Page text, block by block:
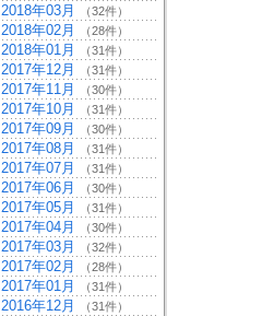
2018年03月 （32件）
2018年02月 （28件）
2018年01月 （31件）
2017年12月 （31件）
2017年11月 （30件）
2017年10月 （31件）
2017年09月 （30件）
2017年08月 （31件）
2017年07月 （31件）
2017年06月 （30件）
2017年05月 （31件）
2017年04月 （30件）
2017年03月 （32件）
2017年02月 （28件）
2017年01月 （31件）
2016年12月 （31件）